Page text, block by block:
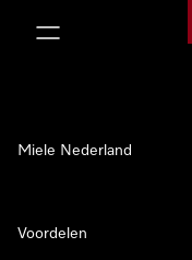
Miele Nederland
Voordelen